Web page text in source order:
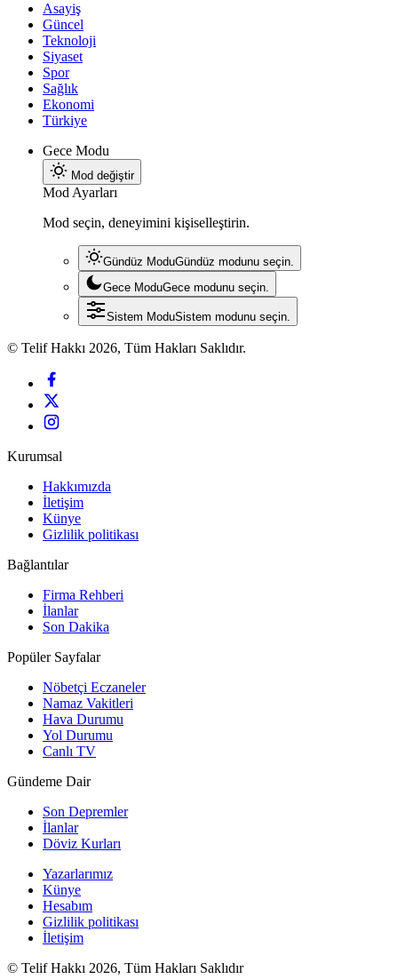
Asayiş
Güncel
Teknoloji
Siyaset
Spor
Sağlık
Ekonomi
Türkiye
Gece Modu
Mod değiştir
Mod Ayarları
Mod seçin, deneyimini kişiselleştirin.
Gündüz ModuGündüz modunu seçin.
Gece ModuGece modunu seçin.
Sistem ModuSistem modunu seçin.
© Telif Hakkı 2026, Tüm Hakları Saklıdır.
Kurumsal
Hakkımızda
İletişim
Künye
Gizlilik politikası
Bağlantılar
Firma Rehberi
İlanlar
Son Dakika
Popüler Sayfalar
Nöbetçi Eczaneler
Namaz Vakitleri
Hava Durumu
Yol Durumu
Canlı TV
Gündeme Dair
Son Depremler
İlanlar
Döviz Kurları
Yazarlarımız
Künye
Hesabım
Gizlilik politikası
İletişim
© Telif Hakkı 2026, Tüm Hakları Saklıdır